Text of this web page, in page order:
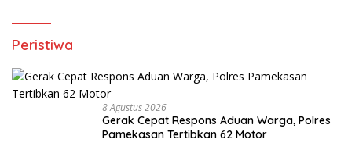
Peristiwa
8 Agustus 2026
Gerak Cepat Respons Aduan Warga, Polres
Pamekasan Tertibkan 62 Motor